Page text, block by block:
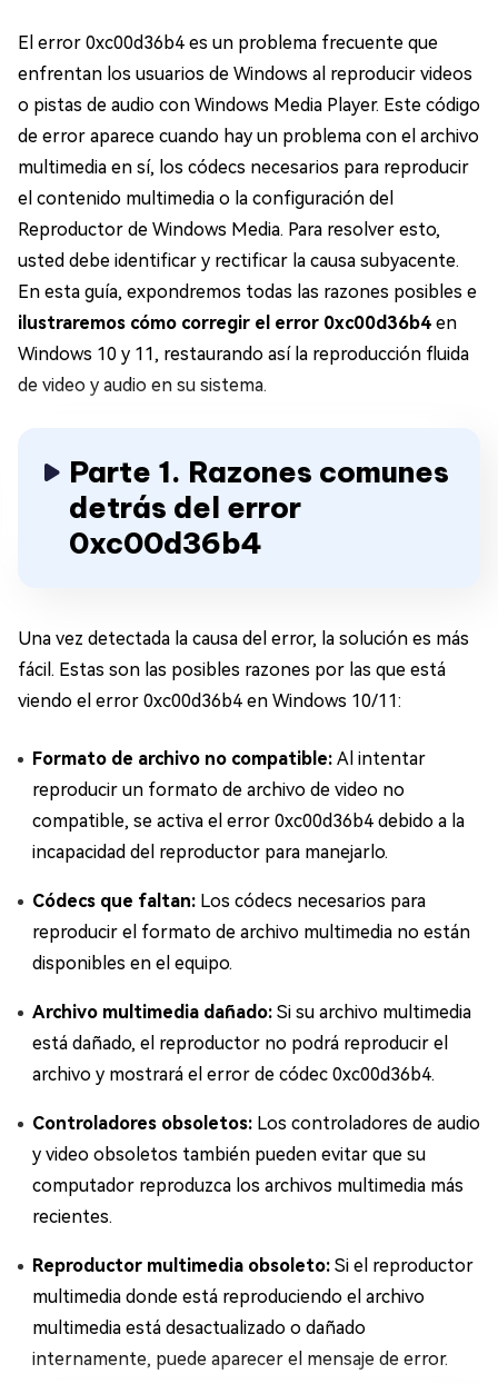
El error 0xc00d36b4 es un problema frecuente que
enfrentan los usuarios de Windows al reproducir videos
o pistas de audio con Windows Media Player. Este código
de error aparece cuando hay un problema con el archivo
multimedia en sí, los códecs necesarios para reproducir
el contenido multimedia o la configuración del
Reproductor de Windows Media. Para resolver esto,
usted debe identificar y rectificar la causa subyacente.
En esta guía, expondremos todas las razones posibles e
ilustraremos cómo corregir el error 0xc00d36b4 en
Windows 10 y 11, restaurando así la reproducción fluida
de video y audio en su sistema.
Parte 1. Razones comunes
detrás del error
0xc00d36b4
Una vez detectada la causa del error, la solución es más
fácil. Estas son las posibles razones por las que está
viendo el error 0xc00d36b4 en Windows 10/11:
Formato de archivo no compatible: Al intentar
reproducir un formato de archivo de video no
compatible, se activa el error 0xc00d36b4 debido a la
incapacidad del reproductor para manejarlo.
Códecs que faltan: Los códecs necesarios para
reproducir el formato de archivo multimedia no están
disponibles en el equipo.
Archivo multimedia dañado: Si su archivo multimedia
está dañado, el reproductor no podrá reproducir el
archivo y mostrará el error de códec 0xc00d36b4.
Controladores obsoletos: Los controladores de audio
y video obsoletos también pueden evitar que su
computador reproduzca los archivos multimedia más
recientes.
Reproductor multimedia obsoleto: Si el reproductor
multimedia donde está reproduciendo el archivo
multimedia está desactualizado o dañado
internamente, puede aparecer el mensaje de error.